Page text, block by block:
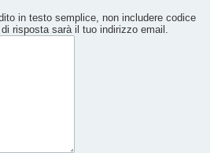
in testo semplice, non includere codice
risposta sarà il tuo indirizzo email.